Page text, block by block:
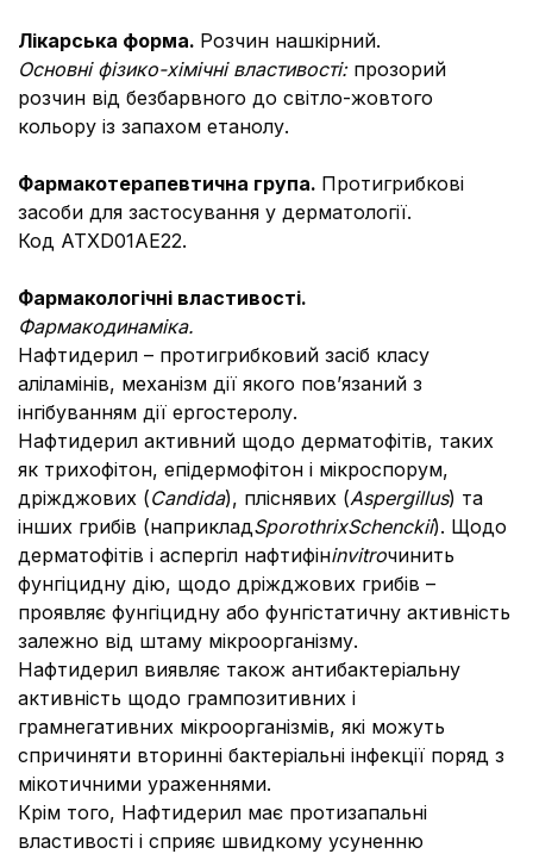
Лікарська форма. Розчин нашкірний.
Основні фізико-хімічні властивості: прозорий
розчин від безбарвного до світло-жовтого
кольору із запахом етанолу.
Фармакотерапевтична група. Протигрибкові
засоби для застосування у дерматології.
Код АТХD01AE22.
Фармакологічні властивості.
Фармакодинаміка.
Нафтидерил – протигрибковий засіб класу
аліламінів, механізм дії якого пов’язаний з
інгібуванням дії ергостеролу.
Нафтидерил активний щодо дерматофітів, таких
як трихофітон, епідермофітон і мікроспорум,
дріжджових (Candida), пліснявих (Aspergillus) та
інших грибів (наприкладSporothrixSchenckii). Щодо
дерматофітів і аспергіл нафтифінinvitroчинить
фунгіцидну дію, щодо дріжджових грибів –
проявляє фунгіцидну або фунгістатичну активність
залежно від штаму мікроорганізму.
Нафтидерил виявляє також антибактеріальну
активність щодо грампозитивних і
грамнегативних мікроорганізмів, які можуть
спричиняти вторинні бактеріальні інфекції поряд з
мікотичними ураженнями.
Крім того, Нафтидерил має протизапальні
властивості і сприяє швидкому усуненню